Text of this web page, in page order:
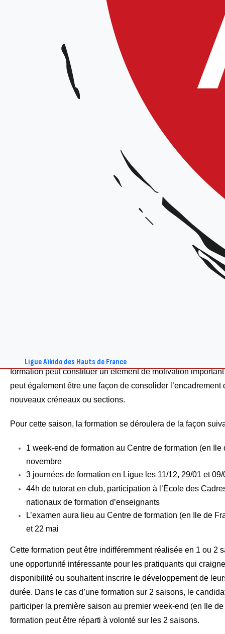
Ligue Aïkido des Hauts de France
Stage Brevet Fédéral (1/3) – Équipe
et Marion Dumoulin
l’Équipe Technique Régionale et Marion Dumoulin
le 11 décembre 2021 de 9h00 à 12h00 et de 15h00 à 18h00
: Salle Pierre de Coubertin, rue Mirabeau 59420 Mouvaux
: gratuit (si inscrits au BF, à l’École des Cadres ou vient faire le rôle d’élèves)
la Ligue organise à partir de cette saison une partie de la
sur son territoire. Ceci constitue une opportunité pour les
région de s’engager plus facilement, et à moindre frais,
Dans la période toute particulière que nous traversons,
formation peut constituer un élément de motivation
peut également être une façon de consolider l’encadrement
nouveaux créneaux ou sections.
Pour cette saison, la formation se déroulera de la façon
1 week-end de formation au Centre de formation (en Ile
novembre
3 journées de formation en Ligue les 11/12, 29/01 et 09/
44h de tutorat en club, participation à l’École des
nationaux de formation d’enseignants
L’examen aura lieu au Centre de formation (en Ile de
et 22 mai
Cette formation peut être indifféremment réalisée en 1 ou 2
une opportunité intéressante pour les pratiquants qui
disponibilité ou souhaitent inscrire le développement de
durée. Dans le cas d’une formation sur 2 saisons, le
participer la première saison au premier week-end (en Ile
formation peut être réparti à volonté sur les 2 saisons.